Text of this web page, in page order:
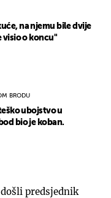
na njemu bile dvije
visio o koncu"
BRODU
ubojstvo u
bio je koban.
predsjednik